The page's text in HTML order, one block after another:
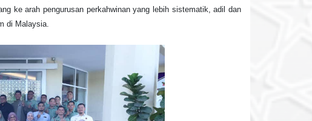
ke arah pengurusan perkahwinan yang lebih sistematik, adil dan
di Malaysia.